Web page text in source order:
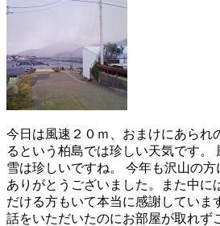
今日は風速２０ｍ、おまけにあられ
るという柏島では珍しい天気です。
雪は珍しいですね。 今年も沢山の
ありがとうございました。また中に
だける方もいて本当に感謝していま
話をいただいたのにお部屋が取れず